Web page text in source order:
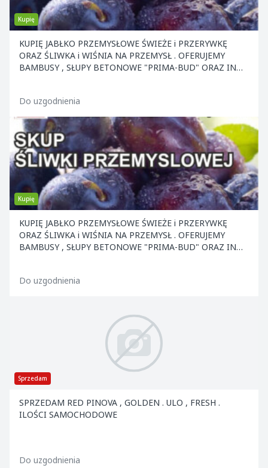
Kupię
KUPIĘ JABŁKO PRZEMYSŁOWE ŚWIEŻE i PRZERYWKĘ
ORAZ ŚLIWKA i WIŚNIA NA PRZEMYSŁ . OFERUJEMY
BAMBUSY , SŁUPY BETONOWE "PRIMA-BUD" ORAZ INNE
Do uzgodnienia
Kupię
KUPIĘ JABŁKO PRZEMYSŁOWE ŚWIEŻE i PRZERYWKĘ
ORAZ ŚLIWKA i WIŚNIA NA PRZEMYSŁ . OFERUJEMY
BAMBUSY , SŁUPY BETONOWE "PRIMA-BUD" ORAZ INNE
Do uzgodnienia
Sprzedam
SPRZEDAM RED PINOVA , GOLDEN . ULO , FRESH .
ILOŚCI SAMOCHODOWE
Do uzgodnienia